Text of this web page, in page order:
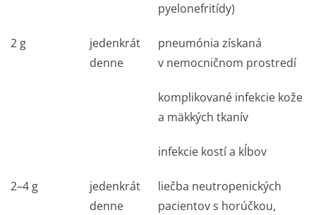
pyelonefritídy)
2 g
jedenkrát
denne
pneumónia získaná
v nemocničnom prostredí
komplikované infekcie kože
a mäkkých tkanív
infekcie kostí a kĺbov
2–4 g
jedenkrát
denne
liečba neutropenických
pacientov s horúčkou,